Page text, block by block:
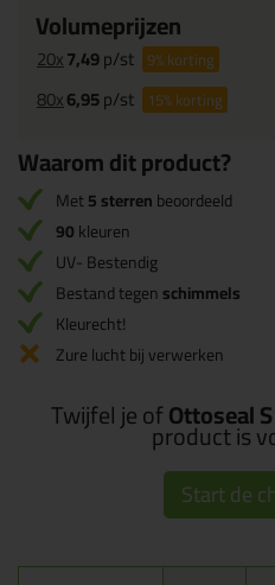
Volumeprijzen
20x7,49p/st 9%korting
80x6,95p/st 15%korting
Waarom dit product?
Met5 sterrenbeoordeeld
90kleuren
UV- Bestendig
Bestand tegenschimmels
Kleurecht!
Zure lucht bij verwerken
Twijfel je ofOttoseal
product is
Start de